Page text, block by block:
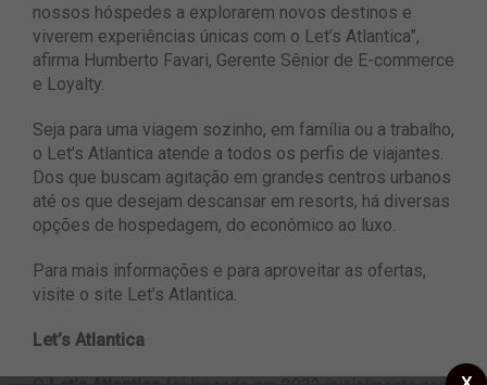
nossos hóspedes a explorarem novos destinos e
viverem experiências únicas com o Let’s Atlantica”,
afirma Humberto Favari, Gerente Sênior de E-commerce
e Loyalty.
Seja para uma viagem sozinho, em família ou a trabalho,
o Let’s Atlantica atende a todos os perfis de viajantes.
Dos que buscam agitação em grandes centros urbanos
até os que desejam descansar em resorts, há diversas
opções de hospedagem, do econômico ao luxo.
Para mais informações e para aproveitar as ofertas,
visite o site Let’s Atlantica.
Let’s Atlantica